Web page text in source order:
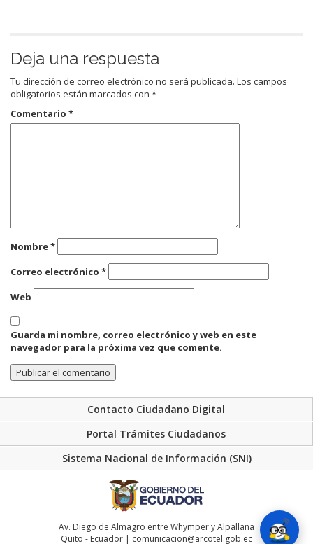
Deja una respuesta
Tu dirección de correo electrónico no será publicada. Los campos
obligatorios están marcados con *
Comentario *
Nombre*
Correo electrónico *
Web
Guarda mi nombre, correo electrónico y web en este
navegador para la próxima vez que comente.
Contacto Ciudadano Digital
Portal Trámites Ciudadanos
Sistema Nacional de Información (SNI)
Av. Diego de Almagro entre Whymper y Alpallana
Quito - Ecuador | comunicacion@arcotel.gob.ec